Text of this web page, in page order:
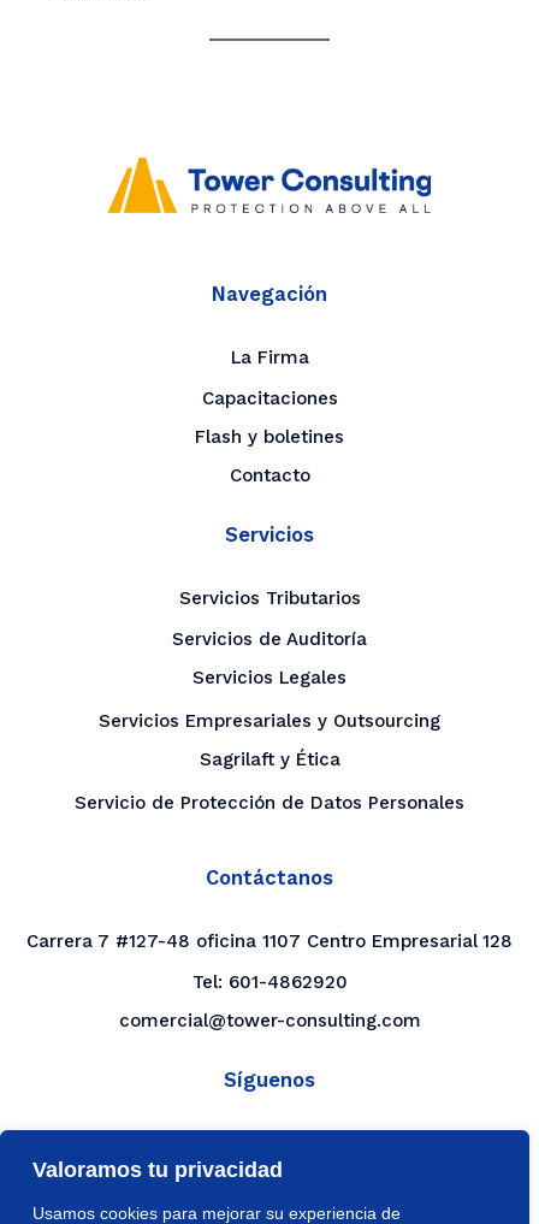
Valoramos tu privacidad
Usamos cookies para mejorar su experiencia de
Navegación
La Firma
Capacitaciones
Flash y boletines
Contacto
Servicios
Servicios Tributarios
Servicios de Auditoría
Servicios Legales
Servicios Empresariales y Outsourcing
Sagrilaft y Ética
Servicio de Protección de Datos Personales
Contáctanos
Carrera 7 #127-48 oficina 1107 Centro Empresarial 128
Tel: 601-4862920
comercial@tower-consulting.com
Síguenos
YouTube